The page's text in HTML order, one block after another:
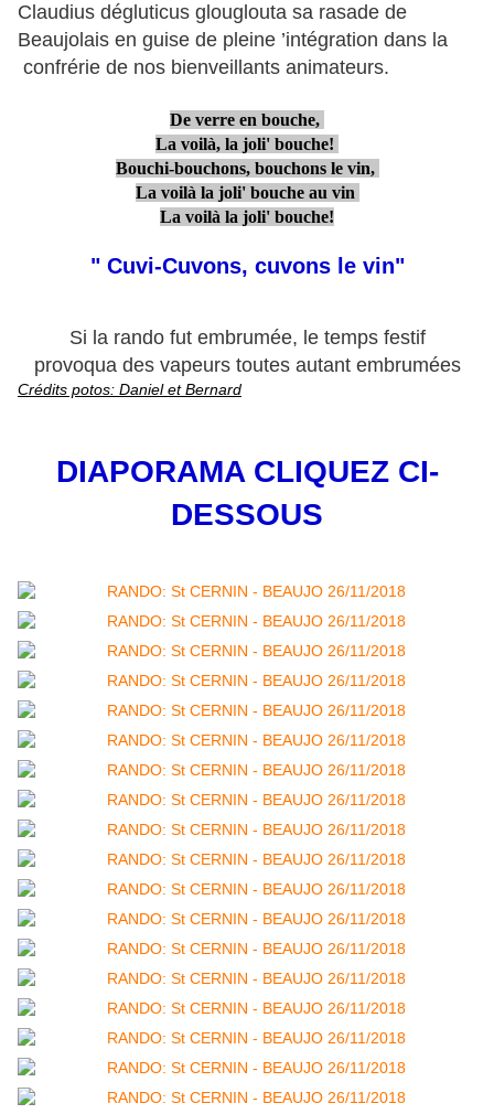
Claudius dégluticus glouglouta sa rasade de
Beaujolais en guise de pleine ’intégration dans la
confrérie de nos bienveillants animateurs.
De verre en bouche,
La voilà, la joli' bouche!
Bouchi-bouchons, bouchons le vin,
La voilà la joli' bouche au vin
La voilà la joli' bouche!
" Cuvi-Cuvons, cuvons le vin"
Si la rando fut embrumée, le temps festif
provoqua des vapeurs toutes autant embrumées
Crédits potos: Daniel et Bernard
DIAPORAMA CLIQUEZ CI-
DESSOUS